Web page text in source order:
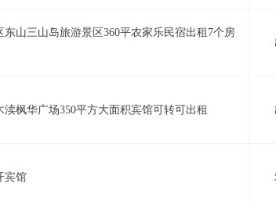
东山三山岛旅游景区360平农家乐民宿出租7个房
渎枫华广场350平方大面积宾馆可转可出租
宾馆